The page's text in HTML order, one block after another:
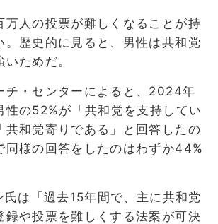
万人の投票が難しくなることが持
。歴史的に見ると、男性は共和党
ためだ。
チ・センターによると、2024年
性の52%が「共和党を支持してい
共和党寄りである」と回答したの
同様の回答をしたのはわずか44%
は「過去15年間で、主に共和党
録や投票を難しくする法案が可決